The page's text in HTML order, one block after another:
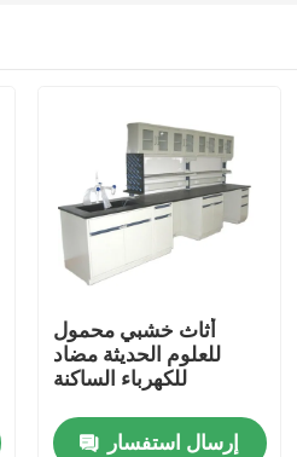
أثاث خشبي محمول
للعلوم الحديثة مضاد
للكهرباء الساكنة
إرسال استفسار